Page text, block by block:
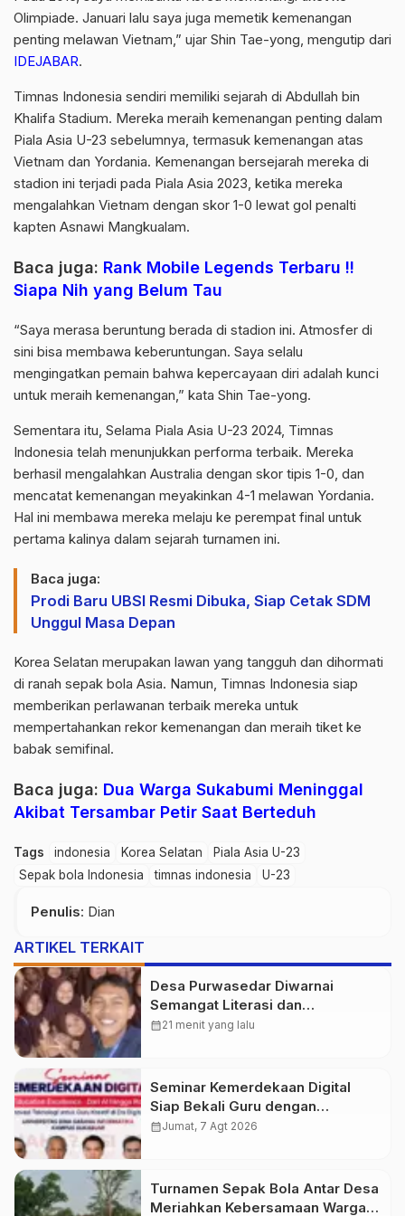
Olimpiade. Januari lalu saya juga memetik kemenangan
penting melawan Vietnam,” ujar Shin Tae-yong, mengutip dari
IDEJABAR.
Timnas Indonesia sendiri memiliki sejarah di Abdullah bin
Khalifa Stadium. Mereka meraih kemenangan penting dalam
Piala Asia U-23 sebelumnya, termasuk kemenangan atas
Vietnam dan Yordania. Kemenangan bersejarah mereka di
stadion ini terjadi pada Piala Asia 2023, ketika mereka
mengalahkan Vietnam dengan skor 1-0 lewat gol penalti
kapten Asnawi Mangkualam.
Baca juga: Rank Mobile Legends Terbaru !!
Siapa Nih yang Belum Tau
“Saya merasa beruntung berada di stadion ini. Atmosfer di
sini bisa membawa keberuntungan. Saya selalu
mengingatkan pemain bahwa kepercayaan diri adalah kunci
untuk meraih kemenangan,” kata Shin Tae-yong.
Sementara itu, Selama Piala Asia U-23 2024, Timnas
Indonesia telah menunjukkan performa terbaik. Mereka
berhasil mengalahkan Australia dengan skor tipis 1-0, dan
mencatat kemenangan meyakinkan 4-1 melawan Yordania.
Hal ini membawa mereka melaju ke perempat final untuk
pertama kalinya dalam sejarah turnamen ini.
Baca juga:
Prodi Baru UBSI Resmi Dibuka, Siap Cetak SDM
Unggul Masa Depan
Korea Selatan merupakan lawan yang tangguh dan dihormati
di ranah sepak bola Asia. Namun, Timnas Indonesia siap
memberikan perlawanan terbaik mereka untuk
mempertahankan rekor kemenangan dan meraih tiket ke
babak semifinal.
Baca juga: Dua Warga Sukabumi Meninggal
Akibat Tersambar Petir Saat Berteduh
Tags indonesia Korea Selatan
Piala Asia U-23
Sepak bola Indonesia
timnas indonesia U-23
Penulis: Dian
ARTIKEL TERKAIT
Desa Purwasedar Diwarnai
Semangat Literasi dan
Nasionalisme
calendar_month21 menit yang lalu
Seminar Kemerdekaan Digital
Siap Bekali Guru dengan
Wawasan AI hingga Robotika di
calendar_monthJumat, 7 Agt 2026
Turnamen Sepak Bola Antar Desa
Meriahkan Kebersamaan Warga